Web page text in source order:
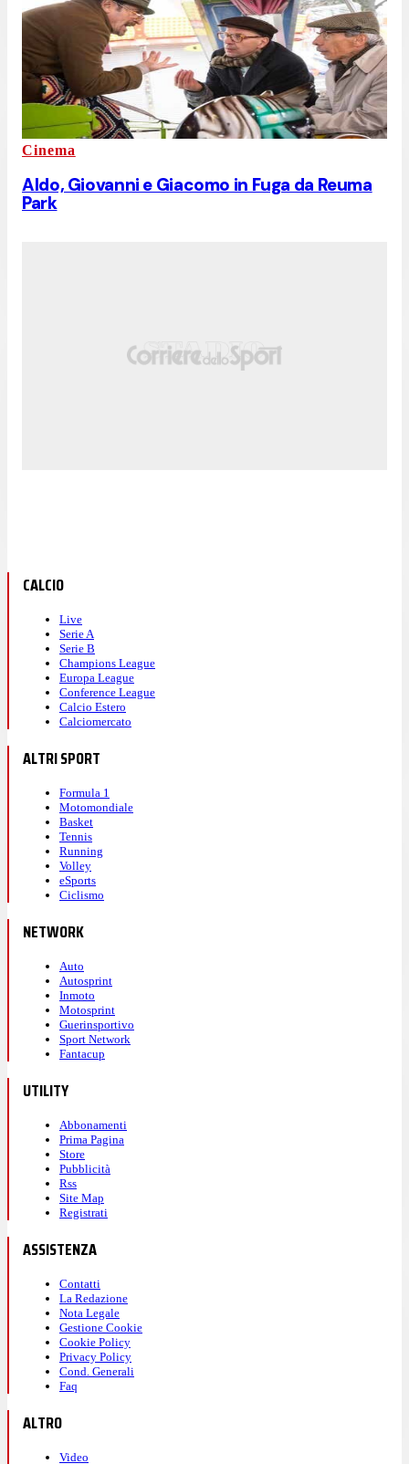
Cinema
Aldo, Giovanni e Giacomo in Fuga da Reuma
Park
CALCIO
Live
Serie A
Serie B
Champions League
Europa League
Conference League
Calcio Estero
Calciomercato
ALTRI SPORT
Formula 1
Motomondiale
Basket
Tennis
Running
Volley
eSports
Ciclismo
NETWORK
Auto
Autosprint
Inmoto
Motosprint
Guerinsportivo
Sport Network
Fantacup
UTILITY
Abbonamenti
Prima Pagina
Store
Pubblicità
Rss
Site Map
Registrati
ASSISTENZA
Contatti
La Redazione
Nota Legale
Gestione Cookie
Cookie Policy
Privacy Policy
Cond. Generali
Faq
ALTRO
Video